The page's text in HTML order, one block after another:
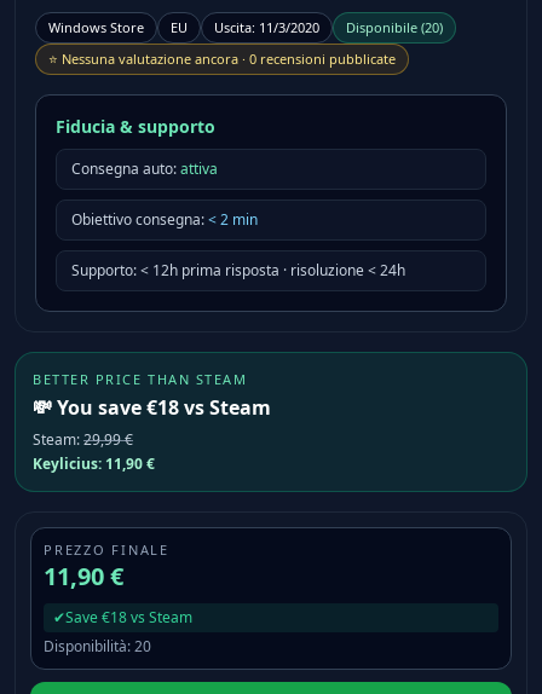
Windows Store EU Uscita: 11/3/2020 Disponibile (20)
⭐ Nessuna valutazione ancora · 0 recensioni pubblicate
Fiducia & supporto
Consegna auto:attiva
Obiettivo consegna:<2 min
Supporto:< 12h prima risposta · risoluzione < 24h
BETTER PRICE THAN STEAM
💸 You save €18 vs Steam
Steam:29,99 €
Keylicius: 11,90 €
PREZZO FINALE
11,90 €
✔Save €18 vs Steam
Disponibilità:20